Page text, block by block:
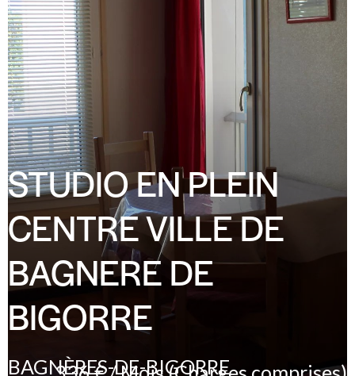
STUDIO EN PLEIN
CENTRE VILLE DE
BAGNERE DE
BIGORRE
BAGNÈRES-DE-BIGORRE